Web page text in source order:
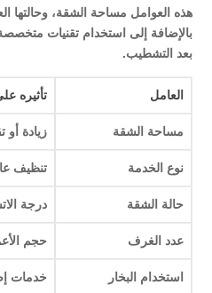
هذه العوامل مساحة الشقة، وحالتها
بالإضافة إلى استخدام تقنيات
بعد التشطيب.
العامل تأثيره
مساحة الشقة زيادة
نوع الخدمة تنظيف
حالة الشقة درجة
عدد الغرف حجم
استخدام البخار خدمات